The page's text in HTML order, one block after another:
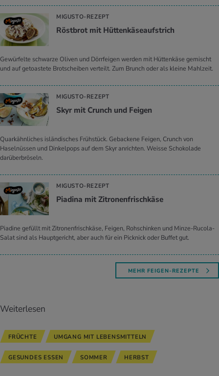
MIGUSTO-REZEPT
Röst­brot mit Hüt­ten­kä­se­auf­strich
Gewürfelte schwarze Oliven und Dörrfeigen werden mit Hüttenkäse gemischt
und auf getoastete Brotscheiben verteilt. Zum Brunch oder als kleine Mahlzeit.
MIGUSTO-REZEPT
Skyr mit Crunch und Fei­gen
Quarkähnliches isländisches Frühstück. Gebackene Feigen, Crunch von
Haselnüssen und Dinkelpops auf dem Skyr anrichten. Weisse Schokolade
darüberbröseln.
MIGUSTO-REZEPT
Pia­di­na mit Zi­tro­nen­frisch­kä­se
Piadine gefüllt mit Zitronenfrischkäse, Feigen, Rohschinken und Minze-Rucola-
Salat sind als Hauptgericht, aber auch für ein Picknick oder Buffet gut.
MEHR FEIGEN-REZEPTE
Weiterlesen
FRÜCHTE UMGANG MIT LEBENSMITTELN
GESUNDES ESSEN SOMMER HERBST